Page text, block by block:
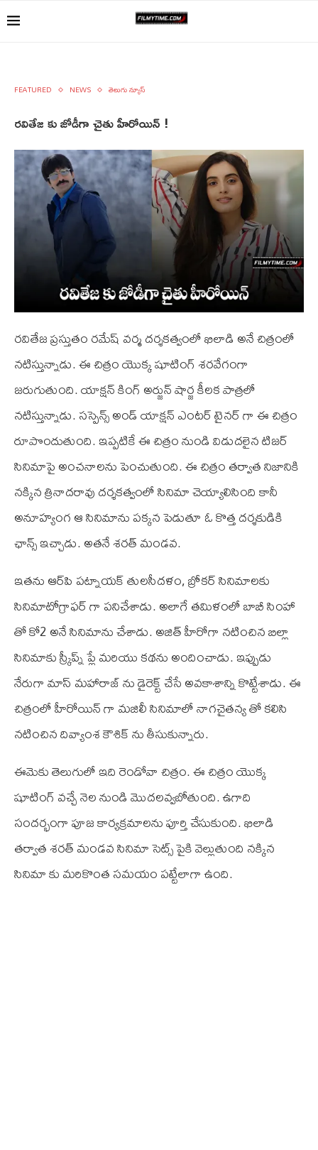
FEATURED NEWS తెలుగు న్యూస్
రవితేజ కు జోడీగా చైతు హీరోయిన్ !
రవితేజ ప్రస్తుతం రమేష్ వర్మ దర్శకత్వంలో ఖిలాడి అనే చిత్రంలో
నటిస్తున్నాడు. ఈ చిత్రం యొక్క షూటింగ్ శరవేగంగా
జరుగుతుంది. యాక్షన్ కింగ్ అర్జున్ షార్జ కీలక పాత్రలో
నటిస్తున్నాడు. సస్పెన్స్ అండ్ యాక్షన్ ఎంటర్ టైనర్ గా ఈ చిత్రం
రూపొందుతుంది. ఇప్పటికే ఈ చిత్రం నుండి విడుదలైన టిజర్
సినిమాపై అంచనాలను పెంచుతుంది. ఈ చిత్రం తర్వాత నిజానికి
నక్కిన త్రినాదరావు దర్శకత్వంలో సినిమా చెయ్యాలిసింది కానీ
అనూహ్యంగ ఆ సినిమాను పక్కన పెడుతూ ఓ కొత్త దర్శకుడికి
ఛాన్స్ ఇచ్చాడు. అతనే శరత్ మండవ.
ఇతను ఆర్‌పి పట్నాయక్ తులసీదళం, బ్రోకర్ సినిమాలకు
సినిమాటోగ్రాఫర్ గా పనిచేశాడు. అలాగే తమిళంలో బాబీ సింహా
తో కో2 అనే సినిమాను చేశాడు. అజిత్ హీరోగా నటించిన బిల్లా
సినిమాకు స్క్రీప్న్ ప్లే మరియు కథను అందించాడు. ఇప్పుడు
నేరుగా మాస్ మహారాజ్ ను డైరెక్ట్ చేసే అవకాశాన్ని కొట్టేశాడు. ఈ
చిత్రంలో హీరోయిన్ గా మజిలీ సినిమాలో నాగచైతన్య తో కలిసి
నటించిన దివ్యాంశ కౌశిక్ ను తీసుకున్నారు.
ఈమెకు తెలుగులో ఇది రెండోవా చిత్రం. ఈ చిత్రం యొక్క
షూటింగ్ వచ్చే నెల నుండి మొదలవ్వబోతుంది. ఉగాది
సందర్భంగా పూజ కార్యక్రమాలను పూర్తి చేసుకుంది. ఖిలాడి
తర్వాత శరత్ మండవ సినిమా సెట్స్ పైకి వెల్లుతుంది నక్కిన
సినిమా కు మరికొంత సమయం పట్టేలాగా ఉంది.